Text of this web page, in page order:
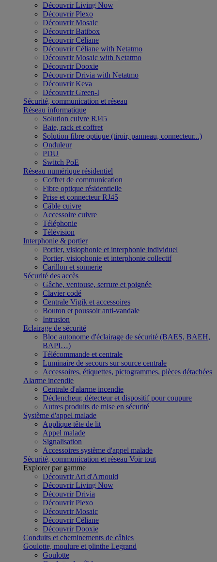
Découvrir Living Now
Découvrir Plexo
Découvrir Mosaic
Découvrir Batibox
Découvrir Céliane
Découvrir Céliane with Netatmo
Découvrir Mosaic with Netatmo
Découvrir Dooxie
Découvrir Drivia with Netatmo
Découvrir Keva
Découvrir Green-I
Sécurité, communication et réseau
Réseau informatique
Solution cuivre RJ45
Baie, rack et coffret
Solution fibre optique (tiroir, panneau, connecteur...)
Onduleur
PDU
Switch PoE
Réseau numérique résidentiel
Coffret de communication
Fibre optique résidentielle
Prise et connecteur RJ45
Câble cuivre
Accessoire cuivre
Téléphonie
Télévision
Interphonie & portier
Portier, visiophonie et interphonie individuel
Portier, visiophonie et interphonie collectif
Carillon et sonnerie
Sécurité des accès
Gâche, ventouse, serrure et poignée
Clavier codé
Centrale Vigik et accessoires
Bouton et poussoir anti-vandale
Intrusion
Eclairage de sécurité
Bloc autonome d'éclairage de sécurité (BAES, BAEH,
BAPI…)
Télécommande et centrale
Luminaire de secours sur source centrale
Accessoires, étiquettes, pictogrammes, pièces détachées
Alarme incendie
Centrale d'alarme incendie
Déclencheur, détecteur et dispositif pour coupure
Autres produits de mise en sécurité
Système d'appel malade
Applique tête de lit
Appel malade
Signalisation
Accessoires système d'appel malade
Sécurité, communication et réseau Voir tout
Explorer par gamme
Découvrir Art d'Arnould
Découvrir Living Now
Découvrir Drivia
Découvrir Plexo
Découvrir Mosaic
Découvrir Céliane
Découvrir Dooxie
Conduits et cheminements de câbles
Goulotte, moulure et plinthe Legrand
Goulotte